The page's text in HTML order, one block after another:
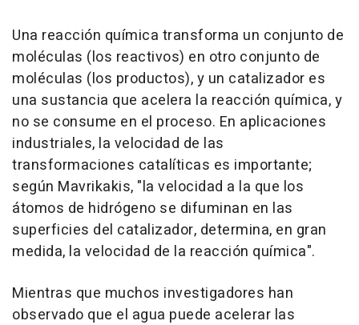
Una reacción química transforma un conjunto de
moléculas (los reactivos) en otro conjunto de
moléculas (los productos), y un catalizador es
una sustancia que acelera la reacción química, y
no se consume en el proceso. En aplicaciones
industriales, la velocidad de las
transformaciones catalíticas es importante;
según Mavrikakis, "la velocidad a la que los
átomos de hidrógeno se difuminan en las
superficies del catalizador, determina, en gran
medida, la velocidad de la reacción química".
Mientras que muchos investigadores han
observado que el agua puede acelerar las